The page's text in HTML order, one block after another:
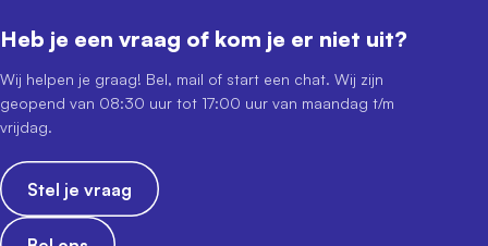
Heb je een vraag of kom je er niet uit?
Wij helpen je graag! Bel, mail of start een chat. Wij zijn
geopend van 08:30 uur tot 17:00 uur van maandag t/m
vrijdag.
Stel je vraag